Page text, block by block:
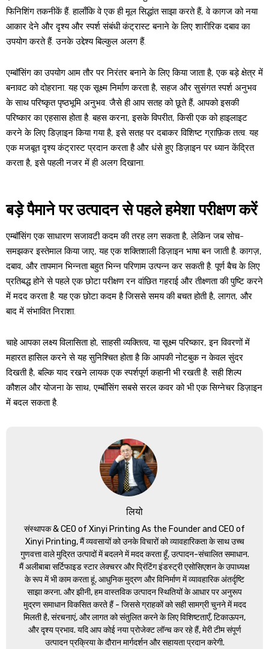
फिनिशिंग तकनीकें हैं. हालाँकि वे एक ही मूल सिद्धांत साझा करते हैं, वे कागज को नया
आकार देने और दृश्य और स्पर्श संबंधी कंट्रास्ट बनाने के लिए शारीरिक दबाव का
उपयोग करते हैं. उनके उद्देश्य बिल्कुल अलग हैं.
एम्बॉसिंग का उपयोग आम तौर पर निरंतर बनाने के लिए किया जाता है, एक बड़े क्षेत्र में
बनावट को दोहराना. यह एक सूक्ष्म निर्माण करता है, सहज और सुसंगत स्पर्श अनुभव
के साथ परिष्कृत पृष्ठभूमि अनुभव. जैसे ही आप सतह को छूते हैं, आपको इसकी
परिष्कार का एहसास होता है. बहस करना, इसके विपरीत, किसी एक को हाइलाइट
करने के लिए डिज़ाइन किया गया है, इसे सतह पर दबाकर विशिष्ट ग्राफ़िक तत्व. यह
एक मजबूत दृश्य कंट्रास्ट प्रदान करता है और धंसे हुए डिज़ाइन पर ध्यान केंद्रित
करता है, इसे पहली नजर में ही अलग दिखाना.
बड़े पैमाने पर उत्पादन से पहले हमेशा परीक्षण करें
एम्बॉसिंग एक साधारण सजावटी कदम की तरह लग सकता है, लेकिन जब सोच-
समझकर इस्तेमाल किया जाए, यह एक शक्तिशाली डिज़ाइन भाषा बन जाती है. कागज़,
दबाव, और तापमान भिन्नता बहुत भिन्न परिणाम उत्पन्न कर सकती है. पूर्ण बैच के लिए
प्रतिबद्ध होने से पहले एक छोटा परीक्षण रन वांछित गहराई और तीक्ष्णता की पुष्टि करने
में मदद करता है. यह एक छोटा कदम है जिससे समय की बचत होती है, लागत, और
बाद में संभावित निराशा.
चाहे आपका लक्ष्य विलासिता हो, साहसी व्यक्तित्व, या सूक्ष्म परिष्कार, इन विवरणों में
महारत हासिल करने से यह सुनिश्चित होता है कि आपकी नोटबुक न केवल सुंदर
दिखती है, बल्कि याद रखने लायक एक स्पर्शपूर्ण कहानी भी रखती है. सही शिल्प
कौशल और योजना के साथ, एम्बॉसिंग सबसे सरल कवर को भी एक सिग्नेचर डिज़ाइन
में बदल सकता है.
लियो
संस्थापक &CEO of Xinyi Printing As the Founder and CEO of
Xinyi Printing, मैं व्यवसायों को उनके विचारों को व्यावहारिकता के साथ उच्च
गुणवत्ता वाले मुद्रित उत्पादों में बदलने में मदद करता हूँ, उत्पादन-संचालित समाधान.
मैं अलीबाबा सर्टिफाइड स्टार लेक्चरर और प्रिंटिंग इंडस्ट्री एसोसिएशन के उपाध्यक्ष
के रूप में भी काम करता हूं, आधुनिक मुद्रण और विनिर्माण में व्यावहारिक अंतर्दृष्टि
साझा करना. और झीनी, हम वास्तविक उत्पादन स्थितियों के आधार पर अनुरूप
मुद्रण समाधान विकसित करते हैं - जिससे ग्राहकों को सही सामग्री चुनने में मदद
मिलती है, संरचनाएं, और लागत को संतुलित करने के लिए विशिष्टताएँ, टिकाऊपन,
और दृश्य प्रभाव. यदि आप कोई नया प्रोजेक्ट लॉन्च कर रहे हैं, मेरी टीम संपूर्ण
उत्पादन प्रक्रिया के दौरान मार्गदर्शन और सहायता प्रदान करेगी.